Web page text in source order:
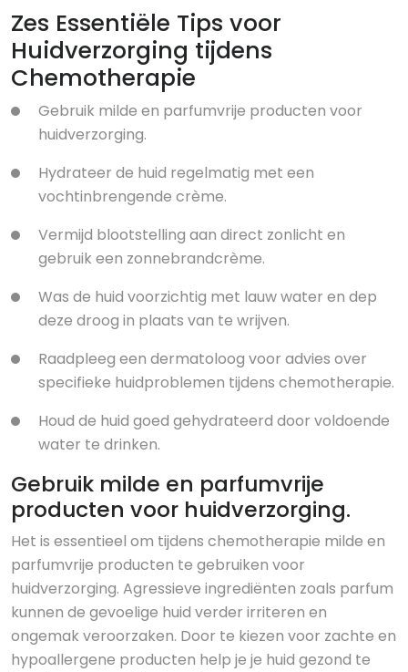
Zes Essentiële Tips voor
Huidverzorging tijdens
Chemotherapie
Gebruik milde en parfumvrije producten voor
huidverzorging.
Hydrateer de huid regelmatig met een
vochtinbrengende crème.
Vermijd blootstelling aan direct zonlicht en
gebruik een zonnebrandcrème.
Was de huid voorzichtig met lauw water en dep
deze droog in plaats van te wrijven.
Raadpleeg een dermatoloog voor advies over
specifieke huidproblemen tijdens chemotherapie.
Houd de huid goed gehydrateerd door voldoende
water te drinken.
Gebruik milde en parfumvrije
producten voor huidverzorging.
Het is essentieel om tijdens chemotherapie milde en
parfumvrije producten te gebruiken voor
huidverzorging. Agressieve ingrediënten zoals parfum
kunnen de gevoelige huid verder irriteren en
ongemak veroorzaken. Door te kiezen voor zachte en
hypoallergene producten help je je huid gezond te